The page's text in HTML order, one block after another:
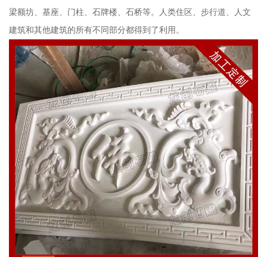
梁额坊、基座、门柱、石牌楼、石桥等。人类住区、步行道、人文
建筑和其他建筑的所有不同部分都得到了利用。